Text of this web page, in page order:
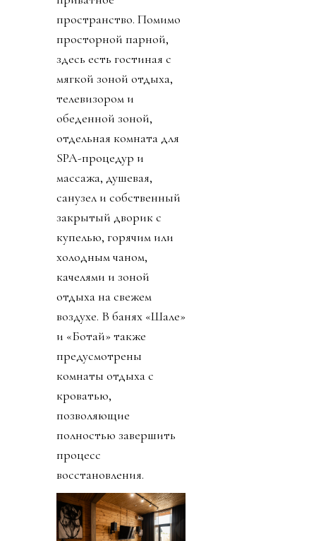
пространство. Помимо
просторной парной,
здесь есть гостиная с
мягкой зоной отдыха,
телевизором и
обеденной зоной,
отдельная комната для
SPA-процедур и
массажа, душевая,
санузел и собственный
закрытый дворик с
купелью, горячим или
холодным чаном,
качелями и зоной
отдыха на свежем
воздухе. В банях «Шале»
и «Ботай» также
предусмотрены
комнаты отдыха с
кроватью,
позволяющие
полностью завершить
процесс
восстановления.